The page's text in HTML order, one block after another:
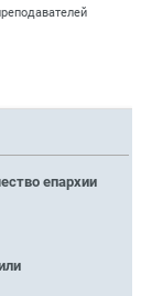
епархии